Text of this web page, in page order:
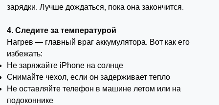
зарядки. Лучше дождаться, пока она закончится.
4. Следите за температурой
Нагрев — главный враг аккумулятора. Вот как его
избежать:
Не заряжайте iPhone на солнце
Снимайте чехол, если он задерживает тепло
Не оставляйте телефон в машине летом или на
подоконнике